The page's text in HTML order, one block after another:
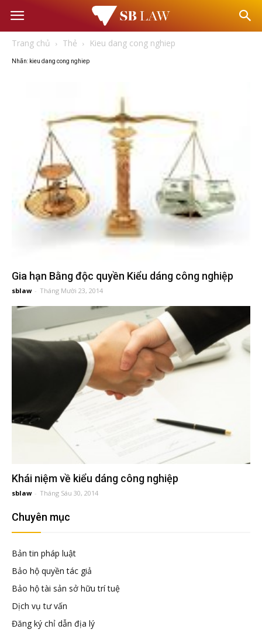
Văn
hữu
Trang chủ Thẻ Kieu dang cong nghiep
Nhãn: kieu dang cong nghiep
Gia hạn Bằng độc quyền Kiểu dáng công nghiệp
sblaw - Tháng Mười 23, 2014
Khái niệm về kiểu dáng công nghiệp
sblaw - Tháng Sáu 30, 2014
Chuyên mục
Bản tin pháp luật
Bảo hộ quyền tác giả
Bảo hộ tài sản sở hữu trí tuệ
Dịch vụ tư vấn
Đăng ký chỉ dẫn địa lý